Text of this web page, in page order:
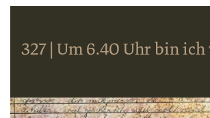
327 | Um 6.40 Uhr bin ich